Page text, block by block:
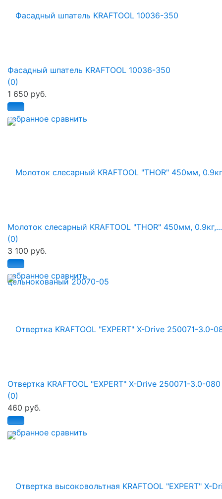
избранное сравнить
Фасадный шпатель KRAFTOOL 10036-350
(0)
1 650 руб.
избранное сравнить
Молоток слесарный KRAFTOOL "THOR" 450мм, 0.9кг,...
(0)
3 100 руб.
избранное сравнить
Отвертка KRAFTOOL "EXPERT" X-Drive 250071-3.0-080
(0)
460 руб.